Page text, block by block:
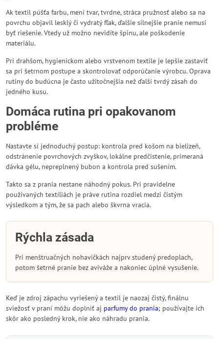
Ak textil púšťa farbu, mení tvar, tvrdne, stráca pružnosť alebo sa na
povrchu objavil lesklý či vydratý fľak, ďalšie silnejšie pranie nemusí
byť riešenie. Vtedy už možno nevidíte špinu, ale poškodenie
materiálu.
Pri drahšom, hygienickom alebo vrstvenom textile je lepšie zastaviť
sa pri šetrnom postupe a skontrolovať odporúčanie výrobcu. Oprava
rutiny do budúcna je často užitočnejšia než ďalší tvrdý zásah do
jedného kusu.
Domáca rutina pri opakovanom
probléme
Nastavte si jednoduchý postup: kontrola pred košom na bielizeň,
odstránenie povrchových zvyškov, lokálne predčistenie, primeraná
dávka gélu, nepreplnený bubon a kontrola pred sušením.
Takto sa z prania nestane náhodný pokus. Pri pravidelne
používaných textíliách je práve rutina rozdiel medzi čistým
výsledkom a tým, že sa pach alebo škvrna vracia.
Rýchla zásada
Pri menštruačných nohavičkách najprv studený predoplach,
potom šetrné pranie bez aviváže a nakoniec úplné vysušenie.
Keď je zdroj zápachu vyriešený a textil je naozaj čistý, finálnu
sviežosť v praní môžu doplniť aj parfumy do prania; používajte ich
skôr ako posledný krok, nie ako náhradu prania.